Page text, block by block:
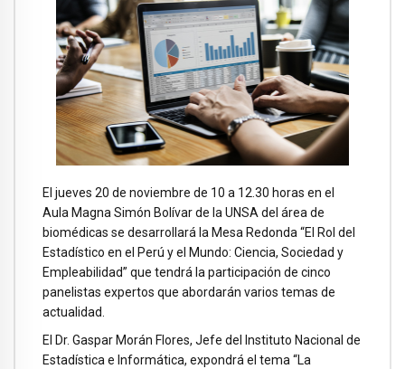
El jueves 20 de noviembre de 10 a 12.30 horas en el
Aula Magna Simón Bolívar de la UNSA del área de
biomédicas se desarrollará la Mesa Redonda “El Rol del
Estadístico en el Perú y el Mundo: Ciencia, Sociedad y
Empleabilidad” que tendrá la participación de cinco
panelistas expertos que abordarán varios temas de
actualidad.
El Dr. Gaspar Morán Flores, Jefe del Instituto Nacional de
Estadística e Informática, expondrá el tema “La